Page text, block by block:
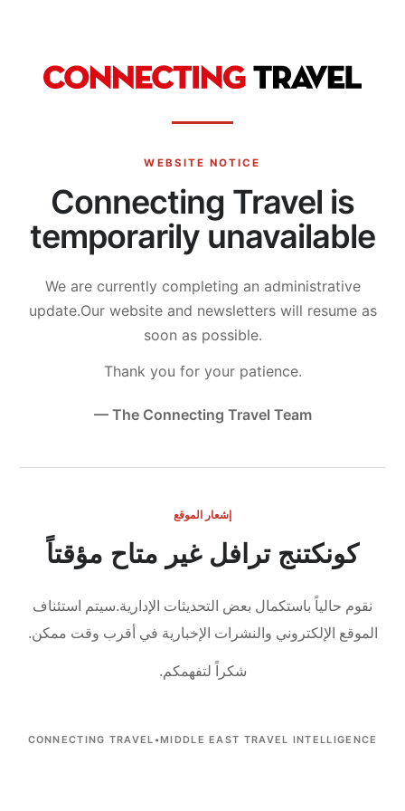
WEBSITE NOTICE
Connecting Travel is
temporarily unavailable
We are currently completing an administrative
update.Our website and newsletters will resume as
soon as possible.
Thank you for your patience.
— The Connecting Travel Team
إشعار الموقع
كونكتنج ترافل غير متاح مؤقتاً
نقوم حالياً باستكمال بعض التحديثات الإدارية.سيتم استئناف
الموقع الإلكتروني والنشرات الإخبارية في أقرب وقت ممكن.
شكراً لتفهمكم.
CONNECTING TRAVEL •MIDDLE EAST TRAVEL INTELLIGENCE